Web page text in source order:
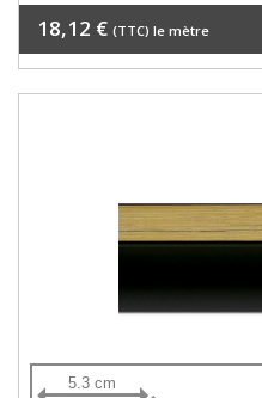
18,12 € (TTC) le mètre
5.3 cm